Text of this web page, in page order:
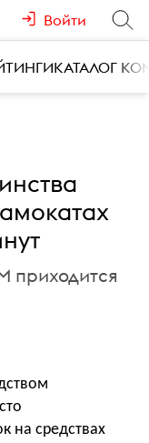
Войти
КАТАЛОГ
приходится
на средствах